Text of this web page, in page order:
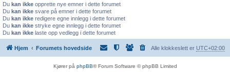
Du kan ikke opprette nye emner i dette forumet
Du kan ikke svare på emner i dette forumet
Du kan ikke redigere egne innlegg i dette forumet
Du kan ikke stryke egne innlegg i dette forumet
Du kan ikke laste opp vedlegg i dette forumet
Hjem Forumets hovedside Alle klokkeslett er UTC+02:00
Kjører på phpBB® Forum Software © phpBB Limited